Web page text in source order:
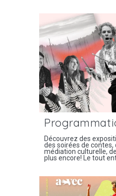
Découvrez des
des soirées de contes,
médiation culturelle,
plus encore! Le tout